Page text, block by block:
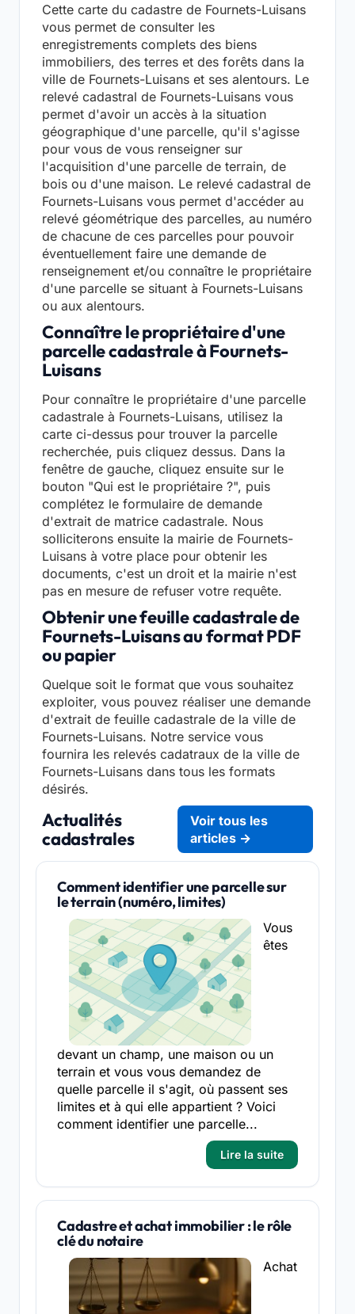
Cette carte du cadastre de Fournets-Luisans
vous permet de consulter les
enregistrements complets des biens
immobiliers, des terres et des forêts dans la
ville de Fournets-Luisans et ses alentours. Le
relevé cadastral de Fournets-Luisans vous
permet d'avoir un accès à la situation
géographique d'une parcelle, qu'il s'agisse
pour vous de vous renseigner sur
l'acquisition d'une parcelle de terrain, de
bois ou d'une maison. Le relevé cadastral de
Fournets-Luisans vous permet d'accéder au
relevé géométrique des parcelles, au numéro
de chacune de ces parcelles pour pouvoir
éventuellement faire une demande de
renseignement et/ou connaître le propriétaire
d'une parcelle se situant à Fournets-Luisans
ou aux alentours.
Connaître le propriétaire d'une
parcelle cadastrale à Fournets-
Luisans
Pour connaître le propriétaire d'une parcelle
cadastrale à Fournets-Luisans, utilisez la
carte ci-dessus pour trouver la parcelle
recherchée, puis cliquez dessus. Dans la
fenêtre de gauche, cliquez ensuite sur le
bouton "Qui est le propriétaire ?", puis
complétez le formulaire de demande
d'extrait de matrice cadastrale. Nous
solliciterons ensuite la mairie de Fournets-
Luisans à votre place pour obtenir les
documents, c'est un droit et la mairie n'est
pas en mesure de refuser votre requête.
Obtenir une feuille cadastrale de
Fournets-Luisans au format PDF
ou papier
Quelque soit le format que vous souhaitez
exploiter, vous pouvez réaliser une demande
d'extrait de feuille cadastrale de la ville de
Fournets-Luisans. Notre service vous
fournira les relevés cadatraux de la ville de
Fournets-Luisans dans tous les formats
désirés.
Actualités
cadastrales
Voir tous les
articles →
Comment identifier une parcelle sur
le terrain (numéro, limites)
Vous
êtes
devant un champ, une maison ou un
terrain et vous vous demandez de
quelle parcelle il s'agit, où passent ses
limites et à qui elle appartient ? Voici
comment identifier une parcelle...
Lire la suite
Cadastre et achat immobilier : le rôle
clé du notaire
Achat